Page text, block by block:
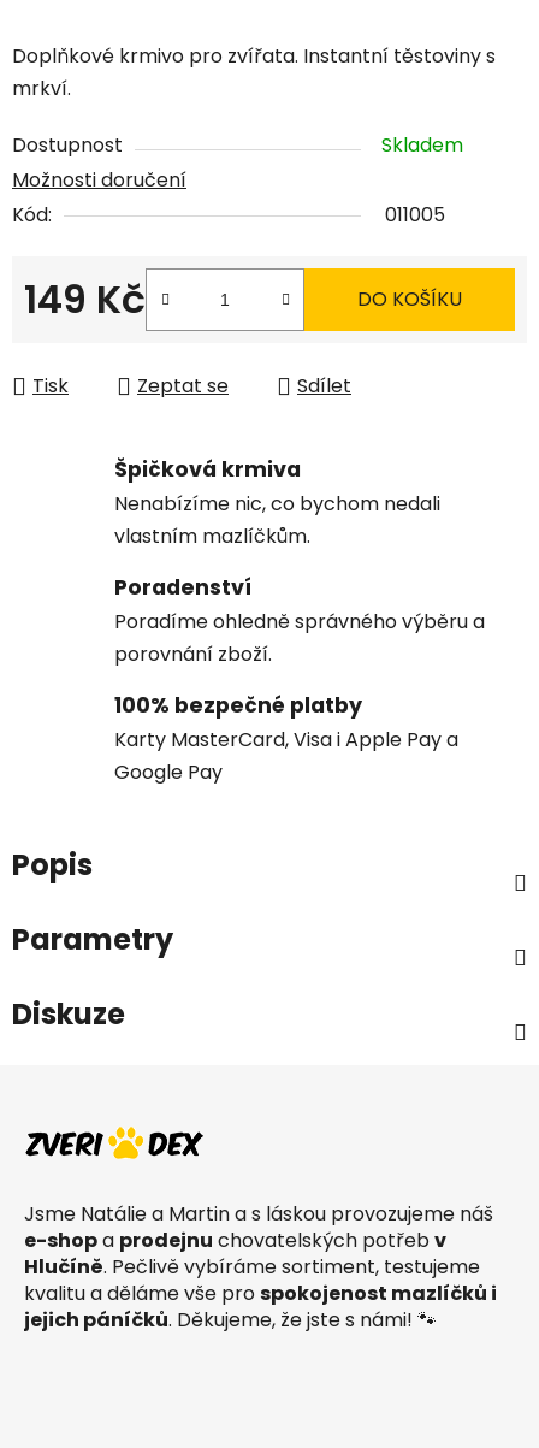
Doplňkové krmivo pro zvířata. Instantní těstoviny s
mrkví.
Dostupnost
Skladem
Možnosti doručení
Kód:
011005
149 Kč DO KOŠÍKU
Tisk Zeptat se Sdílet
Špičková krmiva
Nenabízíme nic, co bychom nedali
vlastním mazlíčkům.
Poradenství
Poradíme ohledně správného výběru a
porovnání zboží.
100% bezpečné platby
Karty MasterCard, Visa i Apple Pay a
Google Pay
Popis
Parametry
Diskuze
Jsme Natálie a Martin a s láskou provozujeme náš
e-shopa prodejnu chovatelských potřebv
Hlučíně. Pečlivě vybíráme sortiment, testujeme
kvalitu a děláme vše prospokojenost mazlíčků i
jejich páníčků. Děkujeme, že jste s námi! 🐾